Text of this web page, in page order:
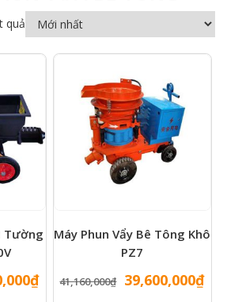
quả
Tường
₫Giá
Máy Phun Vẩy Bê Tông Khô
PZ7
41,160,000₫ Giá
39,600,000₫Giá